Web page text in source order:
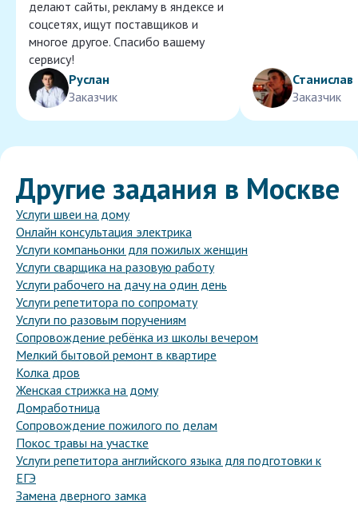
делают сайты, рекламу в яндексе и
соцсетях, ищут поставщиков и
многое другое. Спасибо вашему
сервису!
Руслан
Заказчик
Станислав
Заказчик
Другие задания в Москве
Услуги швеи на дому
Онлайн консультация электрика
Услуги компаньонки для пожилых женщин
Услуги сварщика на разовую работу
Услуги рабочего на дачу на один день
Услуги репетитора по сопромату
Услуги по разовым поручениям
Сопровождение ребёнка из школы вечером
Мелкий бытовой ремонт в квартире
Колка дров
Женская стрижка на дому
Домработница
Сопровождение пожилого по делам
Покос травы на участке
Услуги репетитора английского языка для подготовки к
ЕГЭ
Замена дверного замка